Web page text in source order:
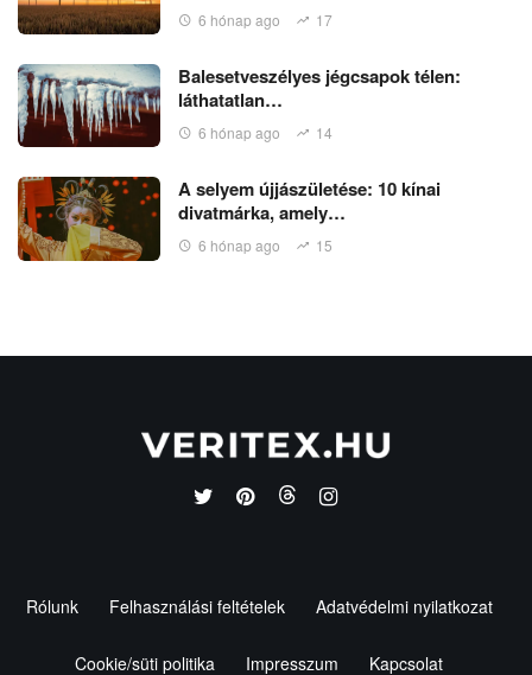
6 hónap ago 17
Balesetveszélyes jégcsapok télen:
láthatatlan…
6 hónap ago 14
A selyem újjászületése: 10 kínai
divatmárka, amely…
6 hónap ago 15
Rólunk Felhasználási feltételek Adatvédelmi nyilatkozat
Cookie/süti politika Impresszum Kapcsolat